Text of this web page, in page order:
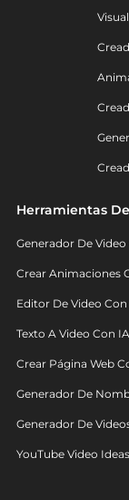
Herramientas
Generador De Video
Crear Animaciones
Editor De Video Con
Texto A Video Con IA
Crear Página Web
Generador De
Generador De
YouTube Video Ideas